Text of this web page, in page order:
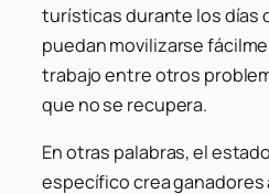
turísticas durante los días
puedan movilizarse
trabajo entre otros
que no se recupera.
En otras palabras, el
específico crea